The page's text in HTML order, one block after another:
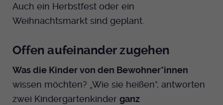
Auch ein Herbstfest oder ein
Weihnachtsmarkt sind geplant.
Offen aufeinander zugehen
Was die Kinder von den Bewohner*innen
wissen möchten? „Wie sie heißen“, antworten
zwei Kindergartenkinder ganz